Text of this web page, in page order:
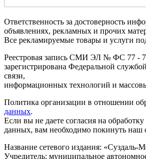
Ответственность за достоверность
объявлениях, рекламных и прочих
Все рекламируемые товары и услуги
Реестровая запись СМИ ЭЛ № ФС 77 -
зарегистрирована Федеральной
связи,
информационных технологий и
Политика организации в отношении
данных.
Если вы не даете согласия на
данных, вам необходимо покинуть наш
Название сетевого издания: «Суздаль-
Учредитель: муниципальное